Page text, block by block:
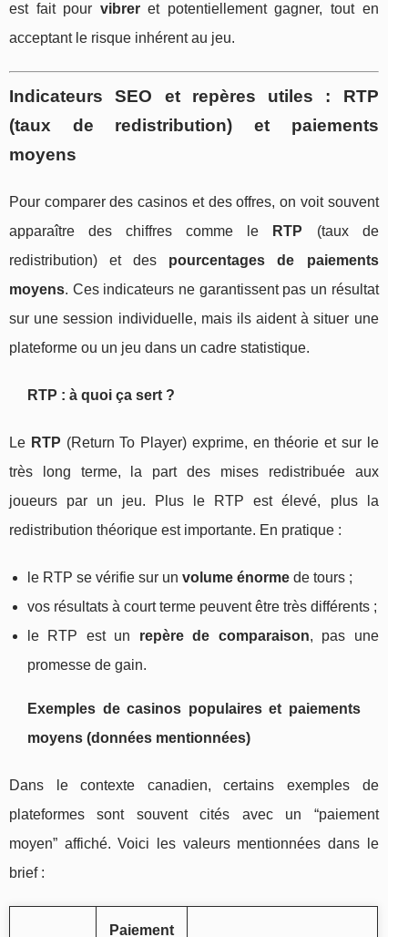
est fait pour vibreret potentiellement gagner, tout en
acceptant le risque inhérent au jeu.
Indicateurs SEO et repères utiles : RTP
(taux de redistribution) et paiements
moyens
Pour comparer des casinos et des offres, on voit souvent
apparaître des chiffres comme le
RTP (taux de
redistribution) et des pourcentages de paiements
moyens. Ces indicateurs ne garantissent pas un résultat
sur une session individuelle, mais ils aident à situer une
plateforme ou un jeu dans un cadre statistique.
RTP : à quoi ça sert ?
Le RTP (Return To Player) exprime, en théorie et sur le
très long terme, la part des mises redistribuée aux
joueurs par un jeu. Plus le RTP est élevé, plus la
redistribution théorique est importante. En pratique :
le RTP se vérifie sur un volume énorme de tours ;
vos résultats à court terme peuvent être très différents ;
le RTP est un repère de comparaison, pas une
promesse de gain.
Exemples de casinos populaires et paiements
moyens (données mentionnées)
Dans le contexte canadien, certains exemples de
plateformes sont souvent cités avec un “paiement
moyen” affiché. Voici les valeurs mentionnées dans le
brief :
Paiement